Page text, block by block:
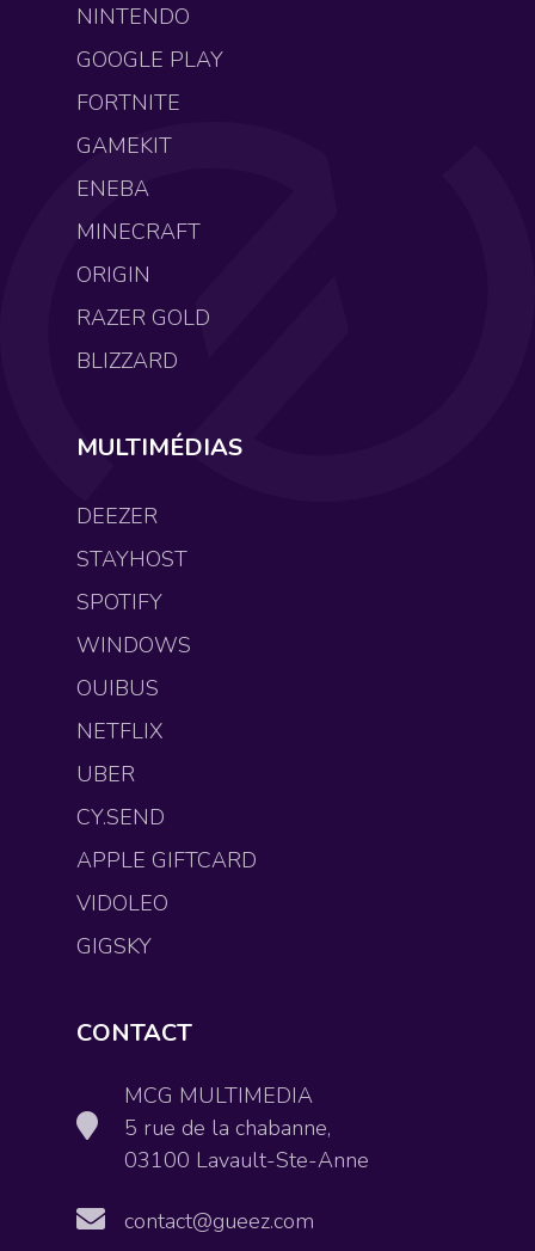
NINTENDO
GOOGLE PLAY
FORTNITE
GAMEKIT
ENEBA
MINECRAFT
ORIGIN
RAZER GOLD
BLIZZARD
MULTIMÉDIAS
DEEZER
STAYHOST
SPOTIFY
WINDOWS
OUIBUS
NETFLIX
UBER
CY.SEND
APPLE GIFTCARD
VIDOLEO
GIGSKY
CONTACT
MCG MULTIMEDIA
5 rue de la chabanne,
03100 Lavault-Ste-Anne
contact@gueez.com